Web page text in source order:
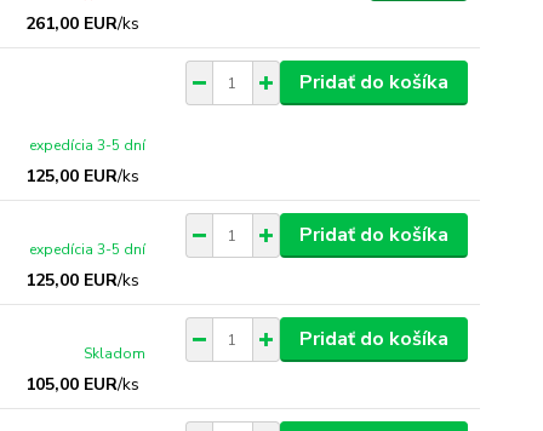
261,00 EUR/ks
125,00 EUR/ks
expedícia 3-5 dní
Pridať do košíka
125,00 EUR/ks
expedícia 3-5 dní
Pridať do košíka
105,00 EUR/ks
Skladom
Pridať do košíka